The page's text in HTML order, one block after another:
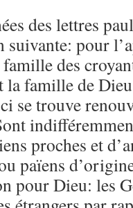
des lettres
pour
des
la famille de
se trouve
proches et
païens
pour Dieu: les